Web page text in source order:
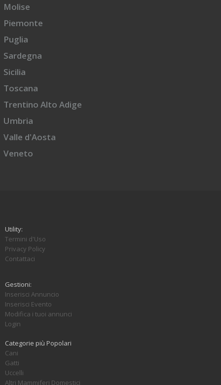
Molise
Piemonte
Puglia
Sardegna
Sicilia
Toscana
Trentino Alto Adige
Umbria
Valle d'Aosta
Veneto
Utility:
Termini d'Uso
Privacy Policy
Contattaci
Gestioni:
Inserisci Annuncio
Inserisci Evento
Modifica i tuoi annunci
Login
Categorie più Popolari
Cani
Gatti
Uccelli
Altri Mammiferi Domestici